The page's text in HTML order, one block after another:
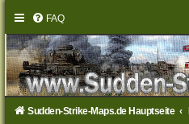
FAQ
Sudden-Strike-Maps.de Hauptseite